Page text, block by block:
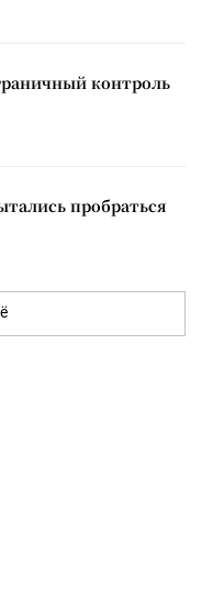
контроль
пробраться